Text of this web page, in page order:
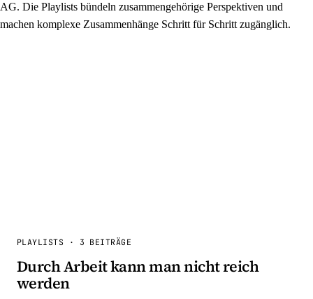
AG. Die Playlists bündeln zusammengehörige Perspektiven und
machen komplexe Zusammenhänge Schritt für Schritt zugänglich.
PLAYLISTS · 3 BEITRÄGE
Durch Arbeit kann man nicht reich
werden